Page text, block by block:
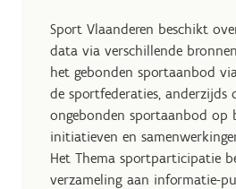
Sport Vlaanderen beschikt
data via verschillende
het gebonden sportaanbod
de sportfederaties, anderzijds
ongebonden sportaanbod op
initiatieven en
Het Thema sportparticipatie
verzameling aan informatie-